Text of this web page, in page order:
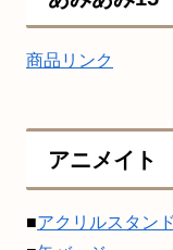
商品リンク
アニメイト
■アクリルスタンド